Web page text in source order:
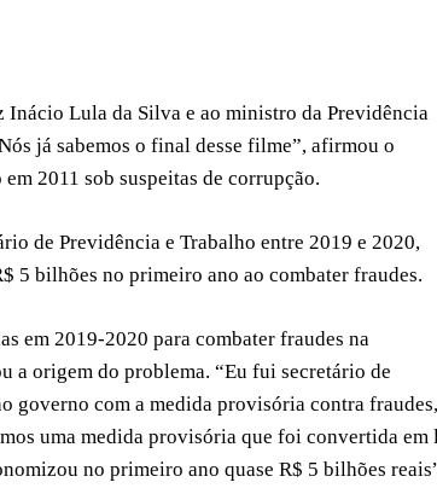
Lula da Silva e ao ministro da Previdência
já sabemos o final desse filme”, afirmou o
2011 sob suspeitas de corrupção.
de Previdência e Trabalho entre 2019 e 2020,
5 bilhões no primeiro ano ao combater fraudes.
em 2019-2020 para combater fraudes na
a origem do problema. “Eu fui secretário de
governo com a medida provisória contra fraudes,
uma medida provisória que foi convertida em
no primeiro ano quase R$ 5 bilhões